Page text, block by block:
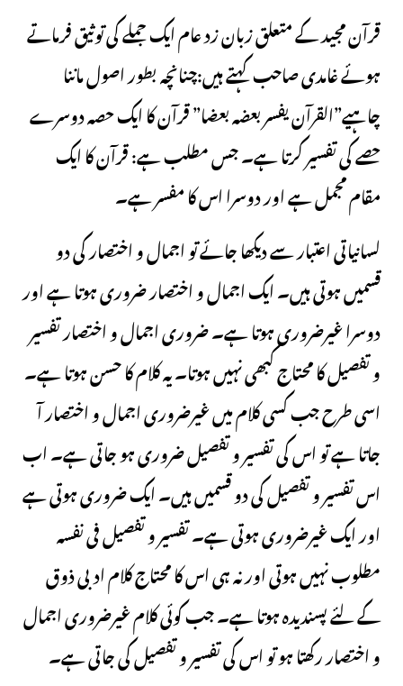
قرآن مجید کے متعلق زبان زد عام ایک جملے کی توثیق فرماتے
ہوئے غامدی صاحب کہتے ہیں:چنانچہ بطور اصول ماننا
چاہیے”القرآن یفسر بعضه بعضا” قرآن کا ایک حصہ دوسرے
حصے کی تفسیر کرتا ہے۔ جس مطلب ہے: قرآن کا ایک
مقام مجمل ہے اور دوسرا اس کا مفسر ہے۔
لسانیاتی اعتبار سے دیکھا جائے تو اجمال و اختصار کی دو
قسمیں ہوتی ہیں۔ ایک اجمال و اختصار ضروری ہوتا ہے اور
دوسرا غیرضروری ہوتا ہے۔ ضروری اجمال و اختصار تفسیر
و تفصیل کا محتاج کبھی نہیں ہوتا۔ یہ کلام کا حسن ہوتا ہے۔
اسی طرح جب کسی کلام میں غیرضروری اجمال و اختصار آ
جاتا ہے تو اس کی تفسیر و تفصیل ضروری ہو جاتی ہے۔ اب
اس تفسیر و تفصیل کی دو قسمیں ہیں۔ ایک ضروری ہوتی ہے
اور ایک غیرضروری ہوتی ہے۔ تفسیر و تفصیل فی نفسہ
مطلوب نہیں ہوتی اور نہ ہی اس کا محتاج کلام ادبی ذوق
کے لئے پسندیدہ ہوتا ہے۔ جب کوئی کلام غیرضروری اجمال
و اختصار رکھتا ہو تو اس کی تفسیر و تفصیل کی جاتی ہے۔